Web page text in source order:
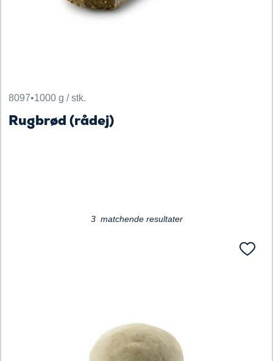
8097•1000 g / stk.
Rugbrød (rådej)
3 matchende resultater